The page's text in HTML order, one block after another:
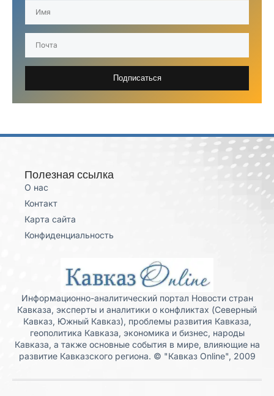
Подписаться
Полезная ссылка
О нас
Контакт
Карта сайта
Конфиденциальность
Информационно-аналитический портал Новости стран
Кавказа, эксперты и аналитики о конфликтах (Северный
Кавказ, Южный Кавказ), проблемы развития Кавказа,
геополитика Кавказа, экономика и бизнес, народы
Кавказа, а также основные события в мире, влияющие на
развитие Кавказского региона. © "Кавказ Online", 2009